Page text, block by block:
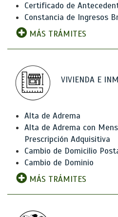
Certificado de
Constancia de Ingresos
MÁS TRÁMITES
VIVIENDA E
Alta de Adrema
Alta de Adrema con
Prescripción Adquisitiva
Cambio de Domicilio
Cambio de Dominio
MÁS TRÁMITES